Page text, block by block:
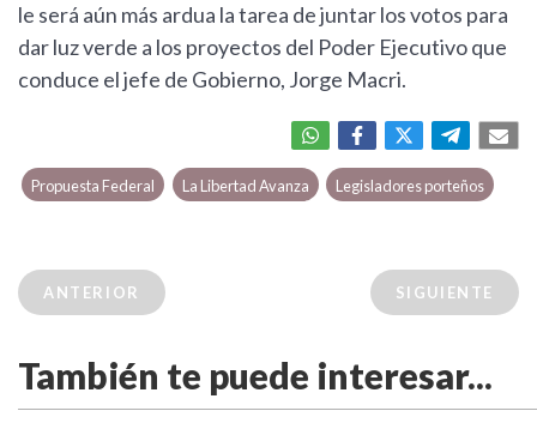
le será aún más ardua la tarea de juntar los votos para
dar luz verde a los proyectos del Poder Ejecutivo que
conduce el jefe de Gobierno, Jorge Macri.
Propuesta Federal La Libertad Avanza Legisladores porteños
ANTERIOR SIGUIENTE
También te puede interesar...